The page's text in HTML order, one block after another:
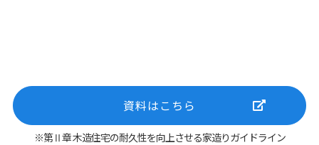
資料はこちら
※第Ⅱ章 木造住宅の耐久性を向上させる家造りガイドライン